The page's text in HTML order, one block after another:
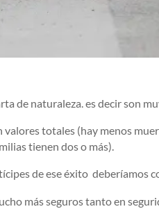
de naturaleza. es decir son
totales (hay menos
tienen dos o más).
de ese éxito deberíamos
más seguros tanto en